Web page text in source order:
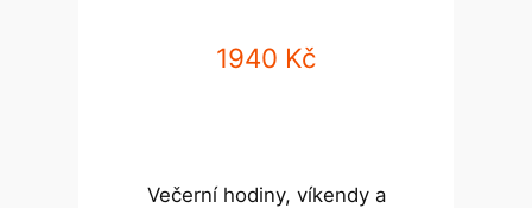
1940 Kč
Večerní hodiny, víkendy a